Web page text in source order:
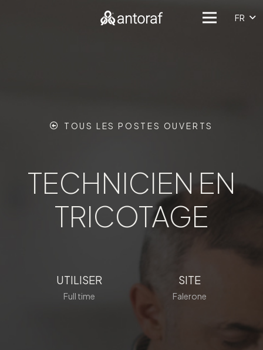
FR
TOUS LES POSTES OUVERTS
TECHNICIEN EN
TRICOTAGE
UTILISER
Full time
SITE
Falerone